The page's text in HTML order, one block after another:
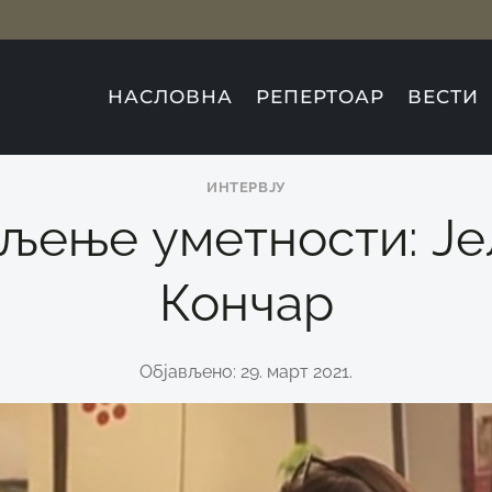
НАСЛОВНА РЕПЕРТОАР ВЕСТИ
ИНТЕРВЈУ
уметности:
Кончар
Објављено: 29. март 2021.